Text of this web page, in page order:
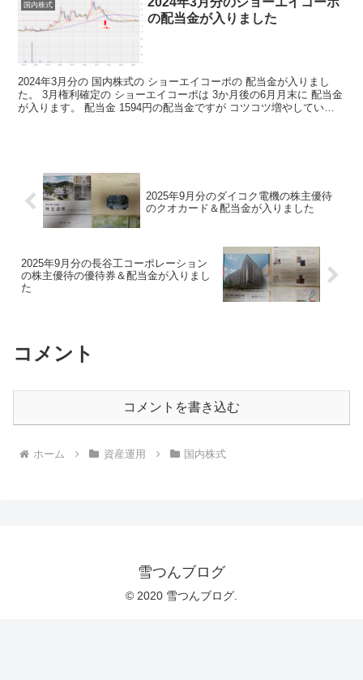
国内株式
の配当金が入りました
2024年3月分の 国内株式の ショーエイコーポの 配当金が入りまし
た。 3月権利確定の ショーエイコーポは 3か月後の6月月末に 配当金
が入ります。 配当金 1594円の配当金ですが コツコツ増やしていけ
2025年9月分のダイコク電機の株主優待
のクオカード＆配当金が入りました
2025年9月分の長谷工コーポレーション
の株主優待の優待券＆配当金が入りまし
た
コメント
コメントを書き込む
ホーム 資産運用 国内株式
雪つんブログ
© 2020 雪つんブログ.